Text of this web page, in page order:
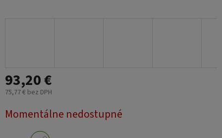
93,20 €
75,77 € bez DPH
cena:
Momentálne nedostupné